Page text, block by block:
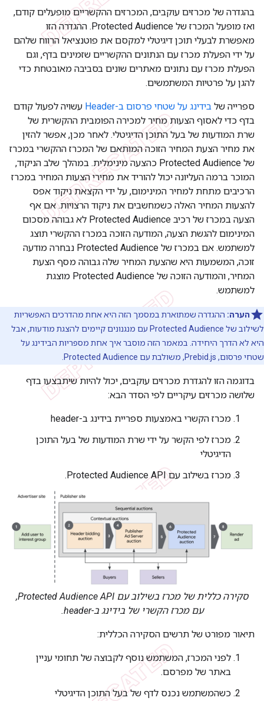
בהגדרה של מכרזים עוקבים, המכרזים ההקשריים מופעלים קודם,
ואז מופעל המכרז של Protected Audience. ההגדרה הזו
מאפשרת לבעלי תוכן דיגיטלי למקסם את פוטנציאל הרווח שלהם
על ידי הפעלת מכרז עם הנתונים ההקשריים שזמינים בדף, וגם
הפעלת מכרז עם נתונים מאתרים שונים בסביבה מאובטחת כדי
להגן על פרטיות המשתמשים.
ספרייה של בידינג על שטחי פרסום ב-Header
עשויה לפעול קודם
בדף כדי לאסוף הצעות מחיר למכירה הפומבית ההקשרית של
שרת המודעות של בעל התוכן הדיגיטלי. לאחר מכן, אפשר להזין
את מחיר הצעת המחיר הזוכה המותאם של המכרז ההקשרי במכרז
של Protected Audience כהצעה מינימלית. במהלך שלב הניקוד,
המוכר ברמה העליונה יכול להוריד את מחירי הצעות המחיר במכרז
הרכיבים מתחת למחיר המינימום, על ידי הקצאת ניקוד אפס
להצעות המחיר האלה כשמחשבים את ניקוד הרצויות. אם אף
הצעה במכרז של רכיב Protected Audience לא גבוהה מסכום
המינימום להגשת הצעה, המודעה הזוכה במכרז ההקשרי תוצג
למשתמש. אם במכרז של Protected Audience נבחרה מודעה
זוכה, המשמעות היא שהצעת המחיר שלה גבוהה מסף הצעת
המחיר, והמודעה הזוכה של Protected Audience מוצגת
למשתמש.
הערה: ההגדרה שמתוארת במסמך הזה היא אחת מהדרכים האפשריות
לשילוב של Protected Audience עם מנגנונים קיימים להצגת מודעות, אבל
היא לא הדרך היחידה. במאמר הזה מוסבר איך אחת מספריות הבידינג על
שטחי פרסום, Prebid.js, משולבת עם Protected Audience.
בדוגמה הזו להגדרת מכרזים עוקבים, יכול להיות שיתבצעו בדף
שלושה מכרזים עיקריים לפי הסדר הבא:
מכרז הקשרי באמצעות ספריית בידינג ב-header
מכרז לפי הקשר על ידי שרת המודעות של בעל התוכן
הדיגיטלי
מכרז בשילוב עם Protected Audience API.
סקירה כללית של מכרז בשילוב עם Protected Audience API,
עם מכרז הקשרי של בידינג ב-header.
תיאור מפורט של תרשים הסקירה הכללית:
לפני המכרז, המשתמש נוסף לקבוצה של תחומי עניין
באתר של מפרסם.
כשהמשתמש נכנס לדף של בעל התוכן הדיגיטלי